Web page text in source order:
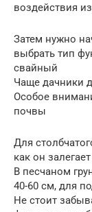
воздействия
Затем нужно
выбрать тип
свайный
Чаще дачники
Особое
почвы
Для
как он
В песчаном
40-60 см, для
Не стоит